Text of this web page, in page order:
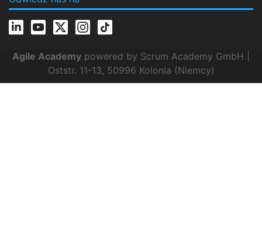
Agile Academy powered by Scrum Academy GmbH |
Oststr. 11-13, 50996 Kolonia (Niemcy)